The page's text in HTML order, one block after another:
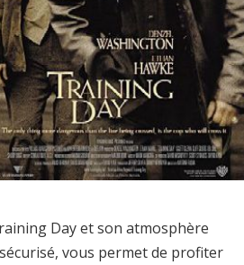
Day et son atmosphère
vous permet de profiter